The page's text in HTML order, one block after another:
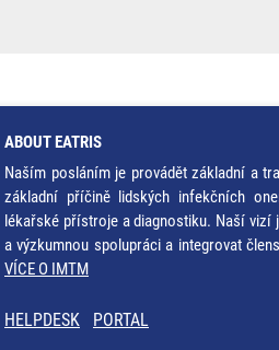
ABOUT EATRIS
Naším posláním je provádět základní a
základní příčině lidských infekčních
lékařské přístroje a diagnostiku. Naší vizí
a výzkumnou spolupráci a integrovat
VÍCE O IMTM
HELPDESK PORTAL